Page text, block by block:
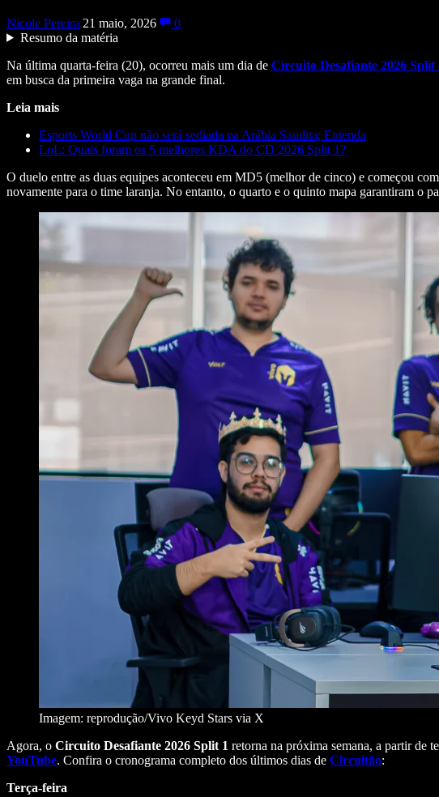
Nicole Pereira 21 maio, 2026
0
Resumo da matéria
Na última quarta-feira (20), ocorreu mais um dia de Circuito Desafiante 2026 Split
em busca da primeira vaga na grande final.
Leia mais
Esports World Cup não será sediada na Arábia Saudita; Entenda
LoL: Quais foram os 5 melhores KDA do CD 2026 Split 1?
O duelo entre as duas equipes aconteceu em MD5 (melhor de cinco) e começou
novamente para o time laranja. No entanto, o quarto e o quinto mapa garantiram o
Imagem: reprodução/Vivo Keyd Stars via X
Agora, o Circuito Desafiante 2026 Split 1 retorna na próxima semana, a partir de
YouTube. Confira o cronograma completo dos últimos dias de Circuitão:
Terça-feira